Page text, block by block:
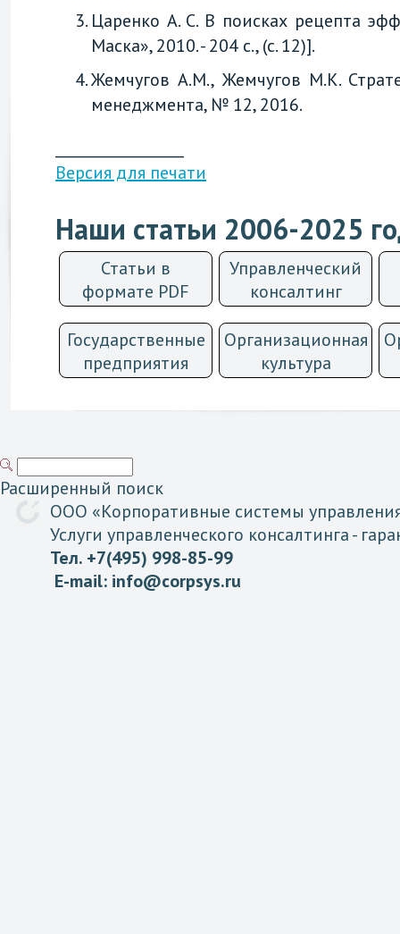
Царенко А. С. В поисках рецепта
Маска», 2010. - 204 с., (с. 12)].
Жемчугов А.М., Жемчугов М.К.
менеджмента, № 12, 2016.
Версия для печати
Наши статьи 2006-2025
Статьи в
формате PDF
Управленческий
консалтинг
Государственные
предприятия
Организационная
культурa
Расширенный поиск
ООО «Корпоративные системы
Услуги управленческого консалтинга-
Тел. +7(495) 998-85-99
E-mail: info@corpsys.ru